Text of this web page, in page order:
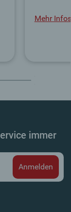
Mehr Infos
immer